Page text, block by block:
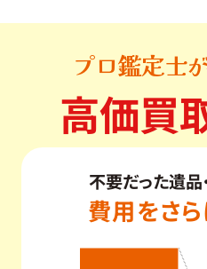
プロ鑑定士
高価買
不要だった遺品
費用をさら